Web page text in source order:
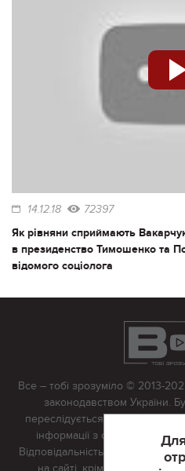
14.12.18 72397
Як рівняни сприймають
в президенство Тимошенко та
відомого соціолога
Все – тобі зрозуміло © 2013-
законодавством України.
переслідується в судовому
інформації з сайту тільки з
Відповідальність за
на сайті, крім матеріалів,